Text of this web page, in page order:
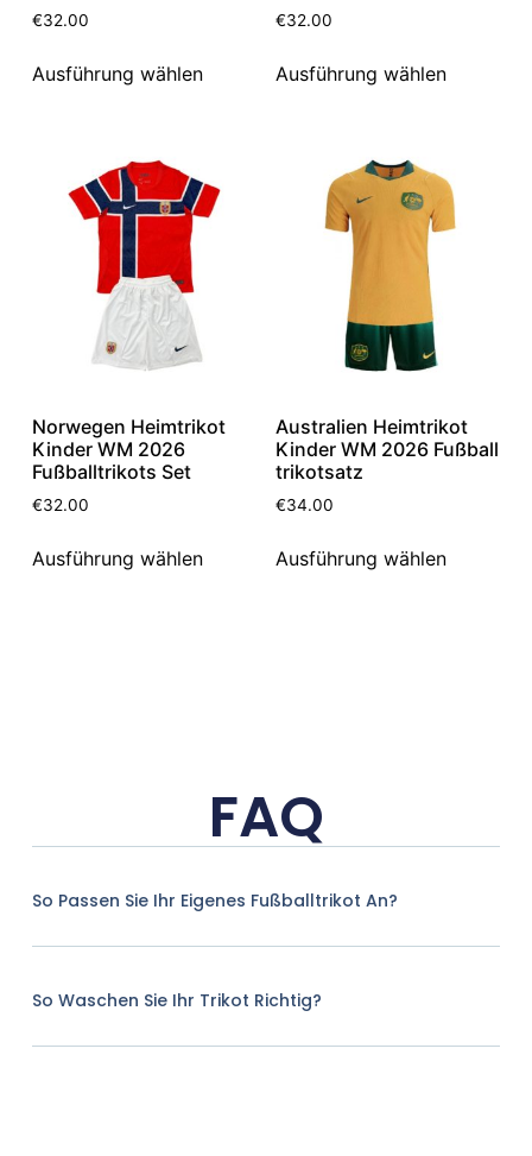
€32.00
Ausführung wählen
€32.00
Ausführung wählen
Norwegen Heimtrikot
Kinder WM 2026
Fußballtrikots Set
€32.00
Ausführung wählen
Australien Heimtrikot
Kinder WM 2026 Fußball
trikotsatz
€34.00
Ausführung wählen
FAQ
So Passen Sie Ihr Eigenes Fußballtrikot An?
So Waschen Sie Ihr Trikot Richtig?